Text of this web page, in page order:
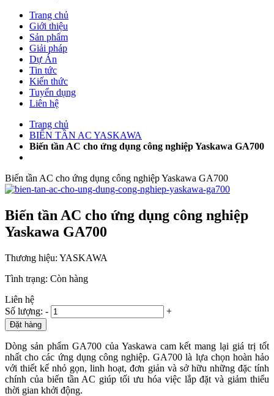
Trang chủ
Giới thiệu
Sản phẩm
Giải pháp
Dự Án
Tin tức
Kiến thức
Tuyển dụng
Liên hệ
Trang chủ
BIẾN TẦN AC YASKAWA
Biến tần AC cho ứng dụng công nghiệp Yaskawa GA700
Biến tần AC cho ứng dụng công nghiệp Yaskawa GA700
Biến tần AC cho ứng dụng công nghiệp
Yaskawa GA700
Thương hiệu: YASKAWA
Tình trạng: Còn hàng
Liên hệ
Số lượng: - +
Đặt hàng
Dòng sản phẩm GA700 của Yaskawa cam kết mang lại giá trị tốt
nhất cho các ứng dụng công nghiệp. GA700 là lựa chọn hoàn hảo
với thiết kế nhỏ gọn, linh hoạt, đơn giản và sở hữu những đặc tính
chính của biến tần AC giúp tối ưu hóa việc lắp đặt và giảm thiểu
thời gian khởi động.